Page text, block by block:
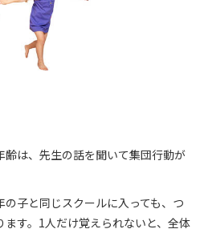
は、先生の話を聞いて集団行動が
子と同じスクールに入っても、つ
す。1人だけ覚えられないと、全体